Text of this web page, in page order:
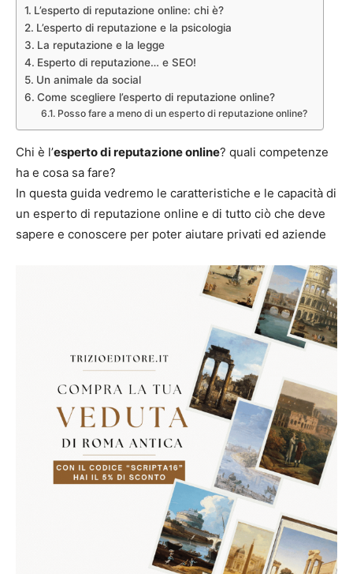
L’esperto di reputazione online: chi è?
L’esperto di reputazione e la psicologia
La reputazione e la legge
Esperto di reputazione… e SEO!
Un animale da social
Come scegliere l’esperto di reputazione online?
Posso fare a meno di un esperto di reputazione online?
Chi è l’esperto di reputazione online? quali competenze
ha e cosa sa fare?
In questa guida vedremo le caratteristiche e le capacità di
un esperto di reputazione online e di tutto ciò che deve
sapere e conoscere per poter aiutare privati ed aziende